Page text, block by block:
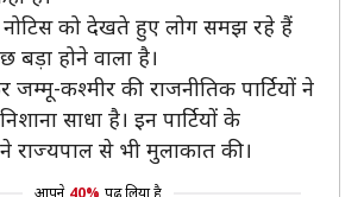
को देखते हुए लोग समझ रहे हैं
होने वाला है।
कश्मीर की राजनीतिक पार्टियों ने
साधा है। इन पार्टियों के
ने राज्यपाल से भी मुलाकात की।
आपने 40% पढ़ लिया है